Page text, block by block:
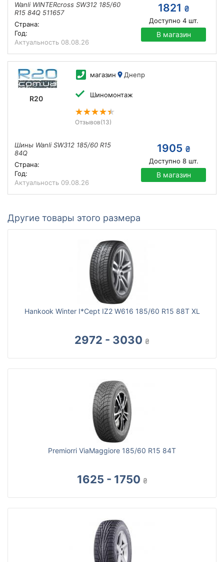
Wanli WINTERcross SW312 185/60
R15 84Q 511657
Страна:
Год:
Актуальность 08.08.26
1821 ₴
Доступно 4шт.
В магазин
R20
магазин Днепр
Шиномонтаж
Отзывов(13)
Шины Wanli SW312 185/60 R15
84Q
Страна:
Год:
Актуальность 09.08.26
1905 ₴
Доступно 8шт.
В магазин
Другие товары этого размера
Hankook Winter I*Cept IZ2 W616 185/60 R15 88T XL
2972 - 3030 ₴
Premiorri ViaMaggiore 185/60 R15 84T
1625 - 1750 ₴